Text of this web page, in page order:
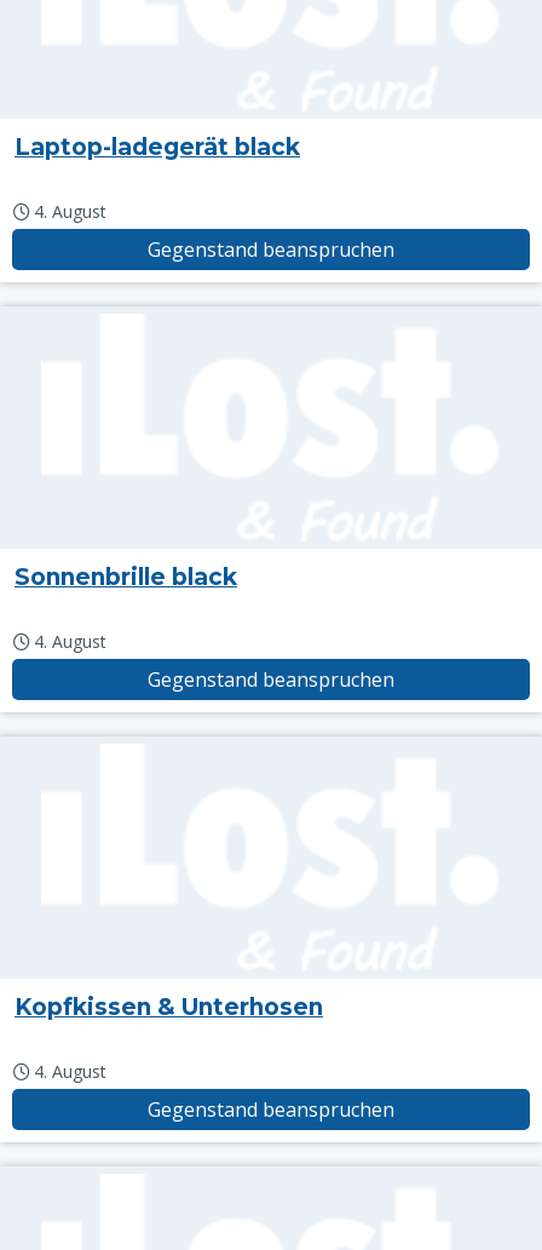
Laptop-ladegerät black
4. August
Gegenstand beanspruchen
Sonnenbrille black
4. August
Gegenstand beanspruchen
Kopfkissen & Unterhosen
4. August
Gegenstand beanspruchen